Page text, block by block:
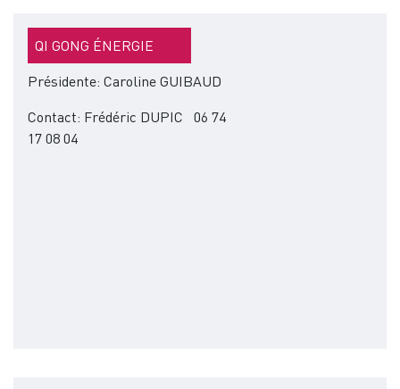
QI GONG ÉNERGIE
Présidente: Caroline GUIBAUD
Contact: Frédéric DUPIC
06 74
17 08 04